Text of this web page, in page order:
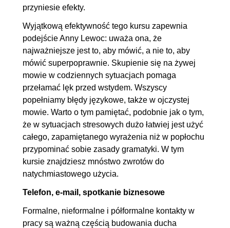
przyniesie efekty.
Wyjątkową efektywność tego kursu zapewnia
podejście Anny Lewoc: uważa ona, że
najważniejsze jest to, aby mówić, a nie to, aby
mówić superpoprawnie. Skupienie się na żywej
mowie w codziennych sytuacjach pomaga
przełamać lęk przed wstydem. Wszyscy
popełniamy błędy językowe, także w ojczystej
mowie. Warto o tym pamiętać, podobnie jak o tym,
że w sytuacjach stresowych dużo łatwiej jest użyć
całego, zapamiętanego wyrażenia niż w popłochu
przypominać sobie zasady gramatyki. W tym
kursie znajdziesz mnóstwo zwrotów do
natychmiastowego użycia.
Telefon, e-mail, spotkanie biznesowe
Formalne, nieformalne i półformalne kontakty w
pracy są ważną częścią budowania ducha